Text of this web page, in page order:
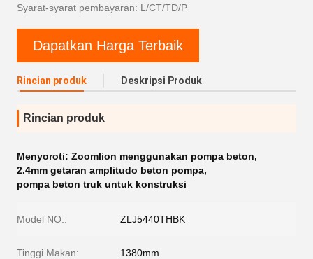
Syarat-syarat pembayaran: L/CT/TD/P
Dapatkan Harga Terbaik
Rincian produk Deskripsi Produk
Rincian produk
Menyoroti: Zoomlion menggunakan pompa beton,
2.4mm getaran amplitudo beton pompa,
pompa beton truk untuk konstruksi
Model NO.: ZLJ5440THBK
Tinggi Makan: 1380mm